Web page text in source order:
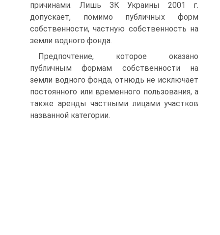
причинами. Лишь ЗК Украины 2001 г.
допускает, помимо публичных форм
собственности, частную собственность на
земли водного фонда.
Предпочтение, которое оказано
публичным формам собственности на
земли водного фонда, отнюдь не исключает
постоянного или временного пользования, а
также аренды частными лицами участков
названной категории.